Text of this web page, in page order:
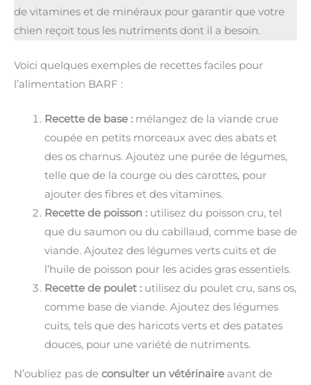
de vitamines et de minéraux pour garantir que votre
chien reçoit tous les nutriments dont il a besoin.
Voici quelques exemples de recettes faciles pour
l’alimentation BARF :
Recette de base :mélangez de la viande crue
coupée en petits morceaux avec des abats et
des os charnus. Ajoutez une purée de légumes,
telle que de la courge ou des carottes, pour
ajouter des fibres et des vitamines.
Recette de poisson :utilisez du poisson cru, tel
que du saumon ou du cabillaud, comme base de
viande. Ajoutez des légumes verts cuits et de
l’huile de poisson pour les acides gras essentiels.
Recette de poulet :utilisez du poulet cru, sans os,
comme base de viande. Ajoutez des légumes
cuits, tels que des haricots verts et des patates
douces, pour une variété de nutriments.
N’oubliez pas de consulter un vétérinaire avant de